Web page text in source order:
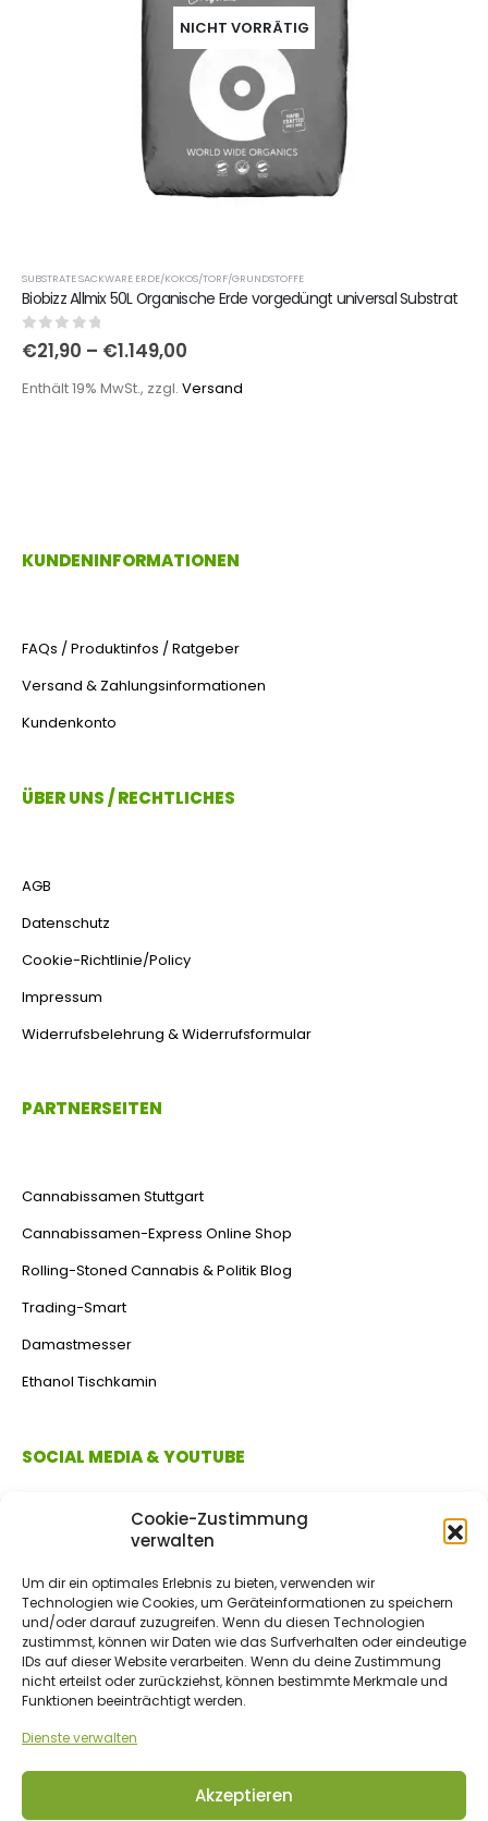
Cookie-Zustimmung
verwalten
Um dir ein optimales Erlebnis zu bieten, verwenden wir
Technologien wie Cookies, um Geräteinformationen zu speichern
und/oder darauf zuzugreifen. Wenn du diesen Technologien
zustimmst, können wir Daten wie das Surfverhalten oder eindeutige
IDs auf dieser Website verarbeiten. Wenn du deine Zustimmung
nicht erteilst oder zurückziehst, können bestimmte Merkmale und
Funktionen beeinträchtigt werden.
Dienste verwalten
Akzeptieren
NICHT VORRÄTIG
SUBSTRATE SACKWARE ERDE/KOKOS/TORF/GRUNDSTOFFE
Biobizz Allmix 50L Organische Erde vorgedüngt universal Substrat
0out of 5
€21,90 – €1.149,00
Enthält 19% MwSt., zzgl. Versand
KUNDENINFORMATIONEN
FAQs / Produktinfos / Ratgeber
Versand & Zahlungsinformationen
Kundenkonto
ÜBER UNS / RECHTLICHES
AGB
Datenschutz
Cookie-Richtlinie/Policy
Impressum
Widerrufsbelehrung & Widerrufsformular
PARTNERSEITEN
Cannabissamen Stuttgart
Cannabissamen-Express Online Shop
Rolling-Stoned Cannabis & Politik Blog
Trading-Smart
Damastmesser
Ethanol Tischkamin
SOCIAL MEDIA & YOUTUBE
ZAHLUNGSMETHODEN